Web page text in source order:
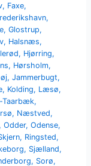
, Faxe,
,
,Glostrup,
, Halsnæs,
, Hjørring,
, Hørsholm,
,Jammerbugt,
, Kolding, Læsø,
Taarbæk,
, Næstved,
,Odder,Odense,
, Ringsted,
, Sjælland,
, Sorø,